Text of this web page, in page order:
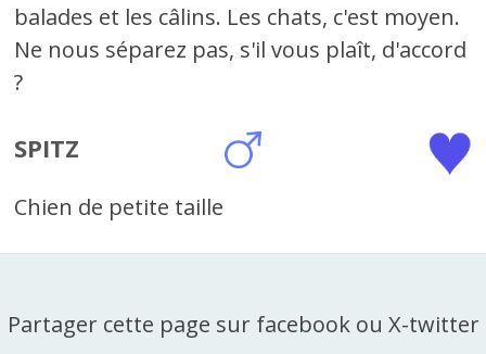
balades et les câlins. Les chats, c'est moyen.
Ne nous séparez pas, s'il vous plaît, d'accord
?
SPITZ
Chien de petite taille
Partager cette page sur facebook ou X-twitter